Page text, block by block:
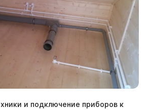
и подключение приборов к